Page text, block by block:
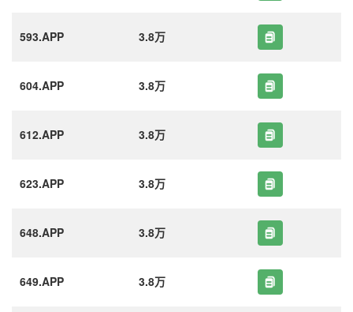
593.APP 3.8万
604.APP 3.8万
612.APP 3.8万
623.APP 3.8万
648.APP 3.8万
649.APP 3.8万